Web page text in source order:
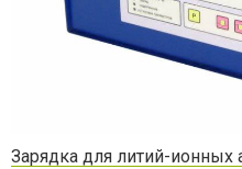
Зарядка для литий-ионных